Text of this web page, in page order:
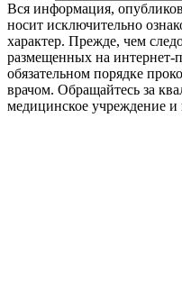
Вся информация,
носит исключительно
характер. Прежде, чем
размещенных на интернет-
обязательном порядке
врачом. Обращайтесь за
медицинское учреждение и